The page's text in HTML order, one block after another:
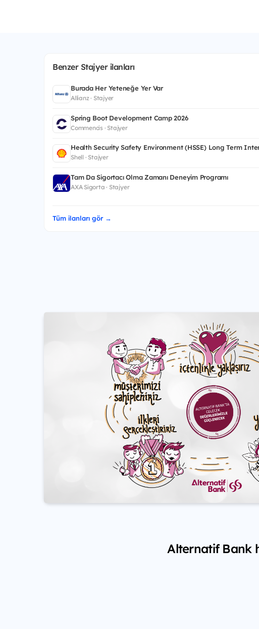
Benzer Stajyer ilanları
Burada Her Yeteneğe Yer Var
Allianz · Stajyer
Spring Boot Development Camp 2026
Commencis · Stajyer
Health Security Safety Environment (HSSE) Long Term
Shell · Stajyer
Tam Da Sigortacı Olma Zamanı Deneyim Programı
AXA Sigorta · Stajyer
Tüm ilanları gör →
Alternatif Bank